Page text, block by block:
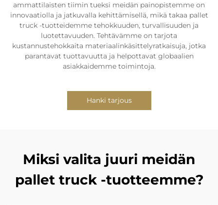
ammattilaisten tiimin tueksi meidän painopistemme on
innovaatiolla ja jatkuvalla kehittämisellä, mikä takaa pallet
truck -tuotteidemme tehokkuuden, turvallisuuden ja
luotettavuuden. Tehtävämme on tarjota
kustannustehokkaita materiaalinkäsittelyratkaisuja, jotka
parantavat tuottavuutta ja helpottavat globaalien
asiakkaidemme toimintoja.
Hanki tarjous
Miksi valita juuri meidän
pallet truck -tuotteemme?